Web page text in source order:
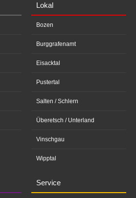
Lokal
Bozen
Burggrafenamt
Eisacktal
Pustertal
Salten / Schlern
Überetsch / Unterland
Vinschgau
Wipptal
Service